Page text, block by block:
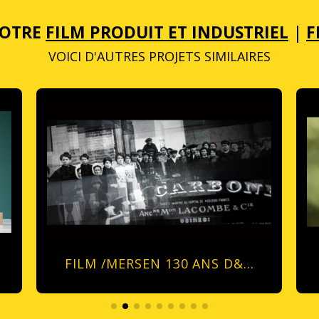
FILM PRODUIT ET INDUSTRIEL |
VOICI D'AUTRES PROJETS SIMILAIRES
FILM /MERSEN 130 ANS D&…